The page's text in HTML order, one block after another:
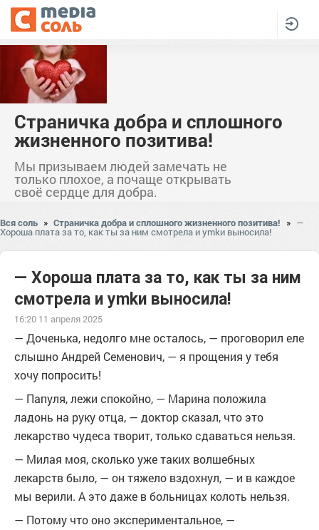
Страничка добра и сплошного
жизненного позитива!
Мы призываем людей замечать не
только плохое, а почаще открывать
своё сердце для добра.
Вся соль » Страничка добра и сплошного жизненного позитива! » —
Хороша плата за то, как ты за ним смотрела и уmkи выносила!
— Хороша плата за то, как ты за ним
смотрела и уmkи выносила!
16:20 11 апреля 2025
— Доченька, недолго мне осталось, — проговорил еле
слышно Андрей Семенович, — я прощения у тебя
хочу попросить!
— Папуля, лежи спокойно, — Марина положила
ладонь на руку отца, — доктор сказал, что это
лекарство чудеса творит, только сдаваться нельзя.
— Милая моя, сколько уже таких волшебных
лекарств было, — он тяжело вздохнул, — и в каждое
мы верили. А это даже в больницах колоть нельзя.
— Потому что оно экспериментальное, —